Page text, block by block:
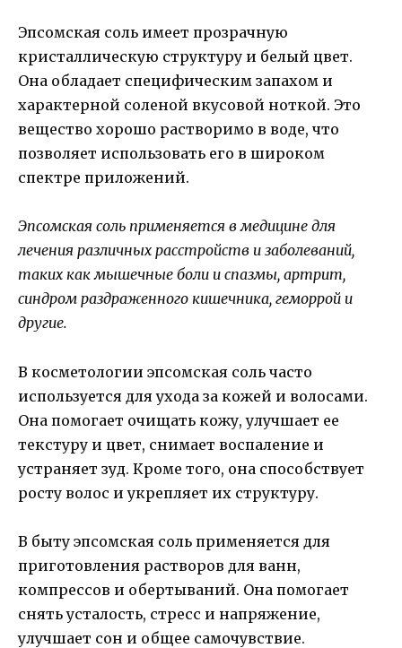
Эпсомская соль имеет прозрачную
кристаллическую структуру и белый цвет.
Она обладает специфическим запахом и
характерной соленой вкусовой ноткой. Это
вещество хорошо растворимо в воде, что
позволяет использовать его в широком
спектре приложений.
Эпсомская соль применяется в медицине для
лечения различных расстройств и заболеваний,
таких как мышечные боли и спазмы, артрит,
синдром раздраженного кишечника, геморрой и
другие.
В косметологии эпсомская соль часто
используется для ухода за кожей и волосами.
Она помогает очищать кожу, улучшает ее
текстуру и цвет, снимает воспаление и
устраняет зуд. Кроме того, она способствует
росту волос и укрепляет их структуру.
В быту эпсомская соль применяется для
приготовления растворов для ванн,
компрессов и обертываний. Она помогает
снять усталость, стресс и напряжение,
улучшает сон и общее самочувствие.